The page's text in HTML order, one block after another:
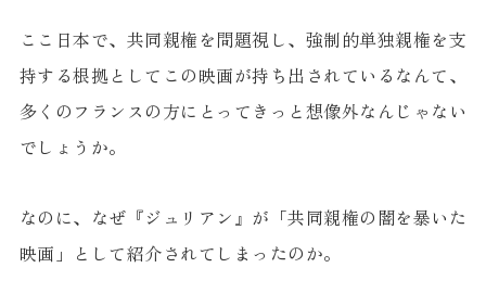
ここ日本で、共同親権を問題視し、強制的単独親権を支
持する根拠としてこの映画が持ち出されているなんて、
多くのフランスの方にとってきっと想像外なんじゃない
でしょうか。
なのに、なぜ『ジュリアン』が「共同親権の闇を暴いた
映画」として紹介されてしまったのか。